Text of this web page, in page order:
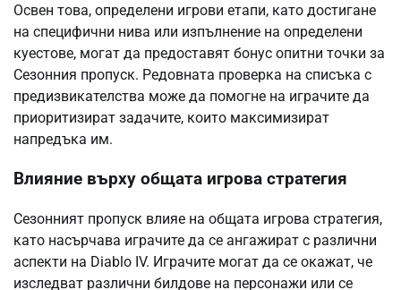
Освен това, определени игрови етапи, като достигане
на специфични нива или изпълнение на определени
куестове, могат да предоставят бонус опитни точки за
Сезонния пропуск. Редовната проверка на списъка с
предизвикателства може да помогне на играчите да
приоритизират задачите, които максимизират
напредъка им.
Влияние върху общата игрова стратегия
Сезонният пропуск влияе на общата игрова стратегия,
като насърчава играчите да се ангажират с различни
аспекти на Diablo IV. Играчите могат да се окажат, че
изследват различни билдове на персонажи или се